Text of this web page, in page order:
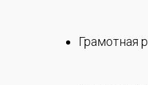
Грамотная